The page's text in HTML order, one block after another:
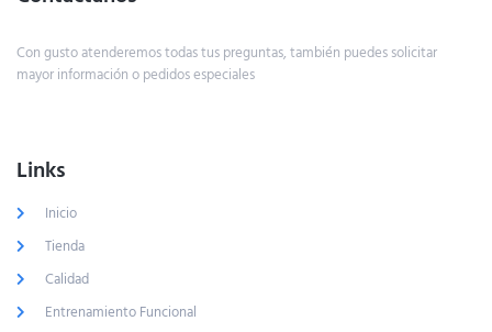
Con gusto atenderemos todas tus preguntas, también puedes solicitar
mayor información o pedidos especiales
Links
Inicio
Tienda
Calidad
Entrenamiento Funcional